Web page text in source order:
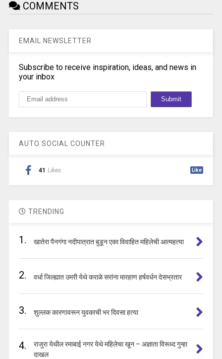
COMMENTS
EMAIL NEWSLETTER
Subscribe to receive inspiration, ideas, and news in
your inbox
AUTO SOCIAL COUNTER
41 Likes Like
TRENDING
1. खातेरा पैनगंगा नदीपात्रात बुडून एका विवाहित महिलेची आत्महत्या
2. वर्धा जिल्ह्यात उमरी येथे कराळे सरांना मारहाण हर्षवर्धन देसभ्रतार
3. शुल्लक कारणावरून युवकाची भर दिवसा हत्या
4.
राजुरा येथील रमाबाई नगर येथे महिलेचा खून – अज्ञाता विरूध्द गुन्हा
दाखल